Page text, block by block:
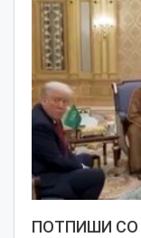
ПОТПИШИ СО